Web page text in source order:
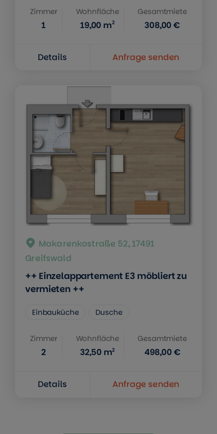
Zimmer
1
Wohnfläche
19,00 m2
Gesamtmiete
308,00 €
Details Anfrage senden
Makarenkostraße 52, 17491
Greifswald
++ Einzelappartement E3 möbliert zu
vermieten ++
Einbauküche Dusche
Zimmer
2
Wohnfläche
32,50 m2
Gesamtmiete
498,00 €
Details Anfrage senden